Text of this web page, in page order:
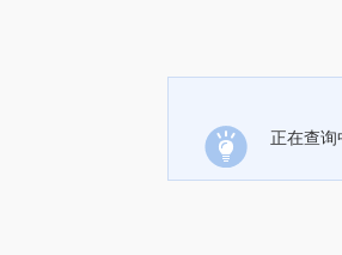
正在查询